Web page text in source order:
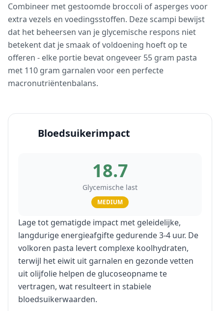
Combineer met gestoomde broccoli of asperges voor
extra vezels en voedingsstoffen. Deze scampi bewijst
dat het beheersen van je glycemische respons niet
betekent dat je smaak of voldoening hoeft op te
offeren - elke portie bevat ongeveer 55 gram pasta
met 110 gram garnalen voor een perfecte
macronutriëntenbalans.
Bloedsuikerimpact
18.7
Glycemische last
MEDIUM
Lage tot gematigde impact met geleidelijke,
langdurige energieafgifte gedurende 3-4 uur. De
volkoren pasta levert complexe koolhydraten,
terwijl het eiwit uit garnalen en gezonde vetten
uit olijfolie helpen de glucoseopname te
vertragen, wat resulteert in stabiele
bloedsuikerwaarden.